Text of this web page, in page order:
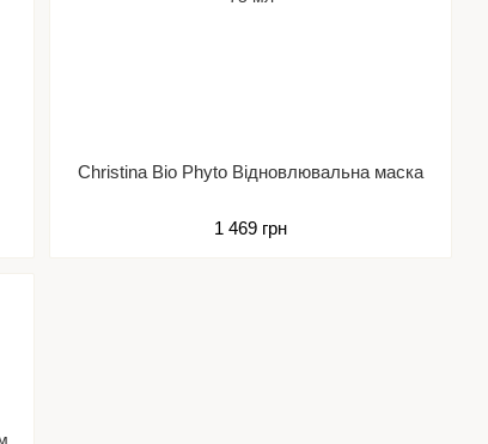
Christina Bio Phyto Відновлювальна маска
1 469 грн